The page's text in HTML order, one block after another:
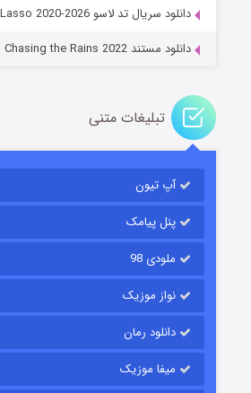
دانلود سریال تد لاسو Ted Lasso 2020-2026
دانلود مستند Chasing the Rains 2022
تبلیغات متنی
آپ تیون
پنل پیامک
ملودی 98
نواز موزیک
دانلود رمان
میفا موزیک